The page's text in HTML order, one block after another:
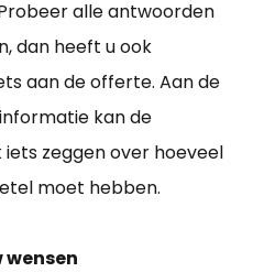
alle antwoorden
dan heeft u ook
aan de offerte. Aan de
kan de
zeggen over hoeveel
moet hebben.
wensen